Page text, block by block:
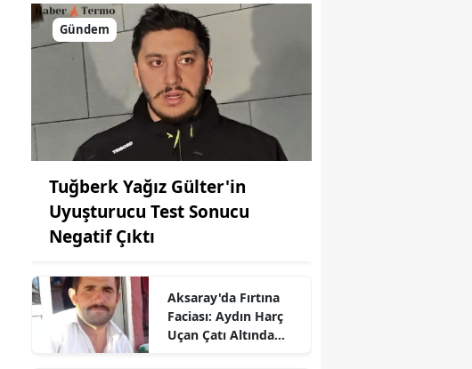
Gündem
Tuğberk Yağız Gülter'in
Uyuşturucu Test Sonucu
Negatif Çıktı
Aksaray'da Fırtına
Faciası: Aydın Harç
Uçan Çatı Altında